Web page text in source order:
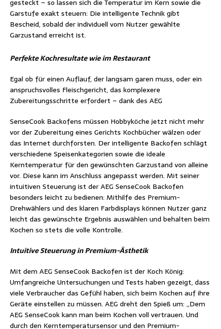
gesteckt – so lassen sich die Temperatur im Kern sowie die
Garstufe exakt steuern: Die intelligente Technik gibt
Bescheid, sobald der individuell vom Nutzer gewählte
Garzustand erreicht ist.
Perfekte Kochresultate wie im Restaurant
Egal ob für einen Auflauf, der langsam garen muss, oder ein
anspruchsvolles Fleischgericht, das komplexere
Zubereitungsschritte erfordert – dank des AEG
SenseCook Backofens müssen Hobbyköche jetzt nicht mehr
vor der Zubereitung eines Gerichts Kochbücher wälzen oder
das Internet durchforsten. Der intelligente Backofen schlägt
verschiedene Speisenkategorien sowie die ideale
Kerntemperatur für den gewünschten Garzustand von alleine
vor. Diese kann im Anschluss angepasst werden. Mit seiner
intuitiven Steuerung ist der AEG SenseCook Backofen
besonders leicht zu bedienen: Mithilfe des Premium-
Drehwählers und des klaren Farbdisplays können Nutzer ganz
leicht das gewünschte Ergebnis auswählen und behalten beim
Kochen so stets die volle Kontrolle.
Intuitive Steuerung in Premium-Ästhetik
Mit dem AEG SenseCook Backofen ist der Koch König:
Umfangreiche Untersuchungen und Tests haben gezeigt, dass
viele Verbraucher das Gefühl haben, sich beim Kochen auf ihre
Geräte einstellen zu müssen. AEG dreht den Spieß um: „Dem
AEG SenseCook kann man beim Kochen voll vertrauen. Und
durch den Kerntemperatursensor und den Premium-